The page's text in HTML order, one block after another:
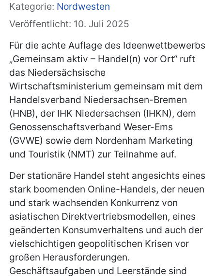
Kategorie: Nordwesten
Veröffentlicht: 10. Juli 2025
Für die achte Auflage des Ideenwettbewerbs
„Gemeinsam aktiv – Handel(n) vor Ort“ ruft
das Niedersächsische
Wirtschaftsministerium gemeinsam mit dem
Handelsverband Niedersachsen-Bremen
(HNB), der IHK Niedersachsen (IHKN), dem
Genossenschaftsverband Weser-Ems
(GVWE) sowie dem Nordenham Marketing
und Touristik (NMT) zur Teilnahme auf.
Der stationäre Handel steht angesichts eines
stark boomenden Online-Handels, der neuen
und stark wachsenden Konkurrenz von
asiatischen Direktvertriebsmodellen, eines
geänderten Konsumverhaltens und auch der
vielschichtigen geopolitischen Krisen vor
großen Herausforderungen.
Geschäftsaufgaben und Leerstände sind